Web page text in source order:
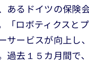
あるドイツの保険
「ロボティクスと
サービスが向上し
過去１５カ月間で